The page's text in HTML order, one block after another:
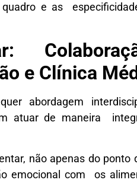
e as
e Clínica
abordagem
atuar de maneira
não apenas do
emocional com os